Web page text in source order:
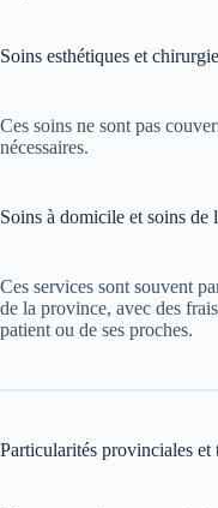
Soins esthétiques et
Ces soins ne sont pas
nécessaires.
Soins à domicile et soins de
Ces services sont souvent
de la province, avec des
patient ou de ses proches.
Particularités provinciales et